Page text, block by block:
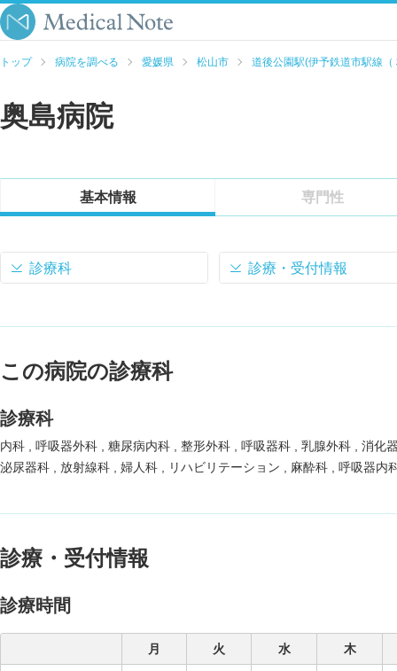
トップ 病院を調べる 愛媛県 松山市 道後公園駅(伊予鉄道市駅線（
奥島病院
基本情報 専門性
診療科 診療・受付情報
この病院の診療科
診療科
内科 呼吸器外科 糖尿病内科 整形外科 呼吸器科 乳腺外科
消化
泌尿器科
放射線科 婦人科 リハビリテーション 麻酔科 呼吸器内
診療・受付情報
診療時間
月 火 水 木